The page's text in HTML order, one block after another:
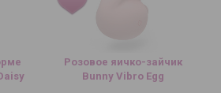
Розовое яичко-зайчик
Bunny Vibro Egg